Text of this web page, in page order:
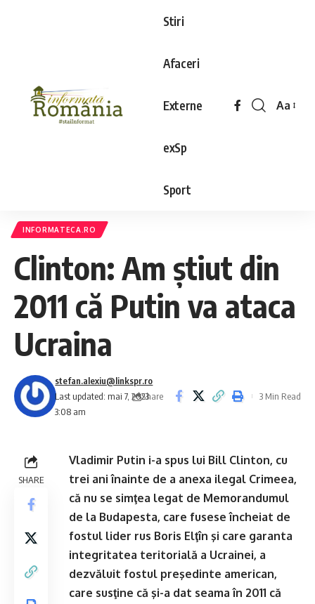
Stiri
Afaceri
Externe
exSp
Sport
Aa
INFORMATECA.RO
Clinton: Am ştiut din
2011 că Putin va ataca
Ucraina
Last updated: mai 7, 2023
3:08 am
stefan.alexiu@linkspr.ro
Share
3 Min Read
SHARE
Vladimir Putin i-a spus lui Bill Clinton, cu
trei ani înainte de a anexa ilegal Crimeea,
că nu se simţea legat de Memorandumul
de la Budapesta, care fusese încheiat de
fostul lider rus Boris Elţîn şi care garanta
integritatea teritorială a Ucrainei, a
dezvăluit fostul preşedinte american,
care susţine că şi-a dat seama în 2011 că